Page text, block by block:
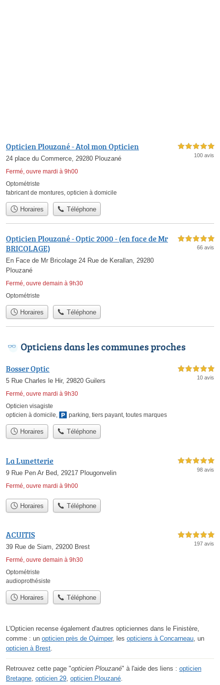
Opticien Plouzané - Atol mon Opticien
24 place du Commerce, 29280 Plouzané
Fermé, ouvre mardi à 9h00
5,0 étoiles sur 5
100 avis
Optométriste
fabricant de montures opticien à domicile
Horaires Téléphone
Opticien Plouzané - Optic 2000 - (en face de Mr
BRICOLAGE)
En Face de Mr Bricolage 24 Rue de Kerallan, 29280
Plouzané
Fermé, ouvre demain à 9h30
5,0 étoiles sur 5
66 avis
Optométriste
Horaires Téléphone
Opticiens dans les communes proches
Bosser Optic
5 Rue Charles le Hir, 29820 Guilers
Fermé, ouvre mardi à 9h30
5,0 étoiles sur 5
10 avis
Opticien visagiste
opticien à domicile, parking, tiers payant, toutes marques
Horaires Téléphone
La Lunetterie
9 Rue Pen Ar Bed, 29217 Plougonvelin
Fermé, ouvre mardi à 9h00
5,0 étoiles sur 5
98 avis
Horaires Téléphone
ACUITIS
39 Rue de Siam, 29200 Brest
Fermé, ouvre demain à 9h30
5,0 étoiles sur 5
197 avis
Optométriste
audioprothésiste
Horaires Téléphone
L'Opticien recense également d'autres opticiennes dans le Finistère,
comme : un opticien près de Quimper, les opticiens à Concarneau, un
opticien à Brest.
Retrouvez cette page "opticien Plouzané" à l'aide des liens : opticien
Bretagne, opticien 29, opticien Plouzané.